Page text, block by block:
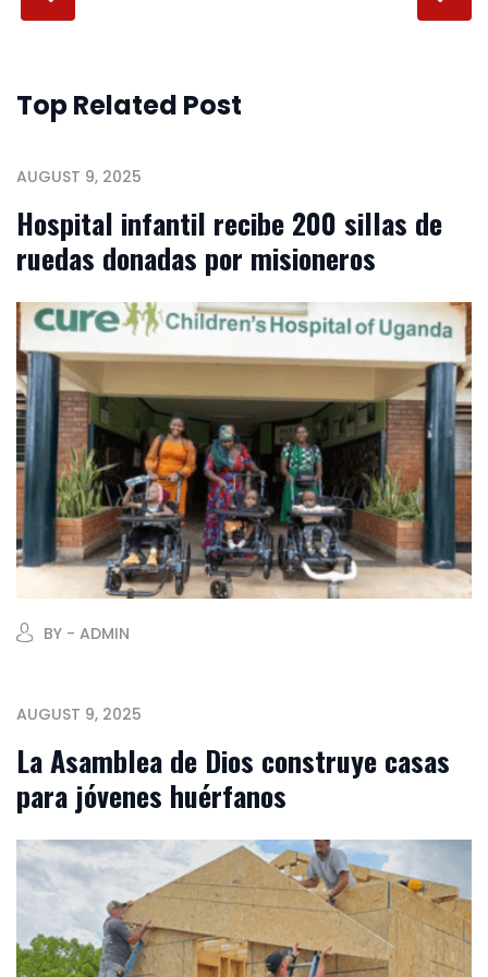
Top Related Post
AUGUST 9, 2025
Hospital infantil recibe 200 sillas de
ruedas donadas por misioneros
BY - ADMIN
AUGUST 9, 2025
La Asamblea de Dios construye casas
para jóvenes huérfanos